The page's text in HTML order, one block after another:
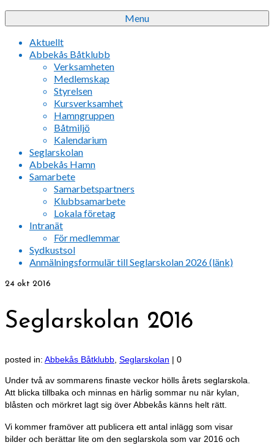
Menu
Aktuellt
Abbekås Båtklubb
Verksamheten
Medlemskap
Styrelsen
Kursverksamhet
Hamngruppen
Båtmiljö
Kalendarium
Seglarskolan
Abbekås Hamn
Samarbete
Samarbetspartners
Klubbsamarbete
Lokala företag
Intranät
För medlemmar
Sydkustsol
Anmälningsformulär till Seglarskolan 2026 (länk)
24 okt 2016
Seglarskolan 2016
posted in: Abbekås Båtklubb Seglarskolan | 0
Under två av sommarens finaste veckor hölls årets seglarskola.
Att blicka tillbaka och minnas en härlig sommar nu när kylan,
blåsten och mörkret lagt sig över Abbekås känns helt rätt.
Vi kommer framöver att publicera ett antal inlägg som visar
bilder och berättar lite om den seglarskola som var 2016 och